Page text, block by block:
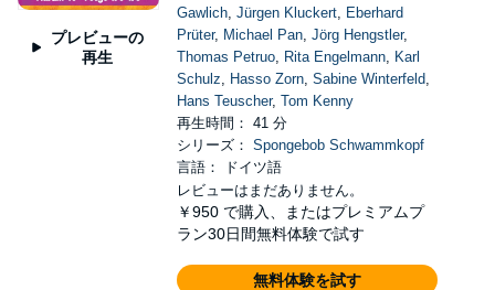
プレビューの
再生
Gawlich, Jürgen Kluckert, Eberhard
Prüter, Michael Pan, Jörg Hengstler,
Thomas Petruo, Rita Engelmann, Karl
Schulz, Hasso Zorn, Sabine Winterfeld,
Hans Teuscher, Tom Kenny
再生時間： 41 分
シリーズ： Spongebob Schwammkopf
言語： ドイツ語
レビューはまだありません。
￥950 で購入、またはプレミアムプ
ラン30日間無料体験で試す
無料体験を試す